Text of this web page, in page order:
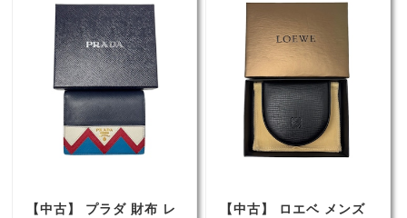
【中古】 プラダ 財布 レ
【中古】 ロエベ メンズ